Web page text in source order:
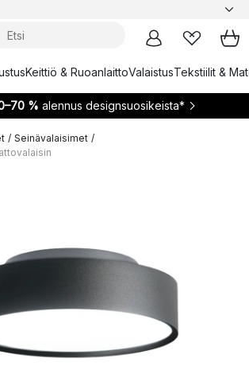
Keittiö & RuoanlaittoValaistusTekstiilit &
% alennus designsuosikeista*
/ Seinävalaisimet /